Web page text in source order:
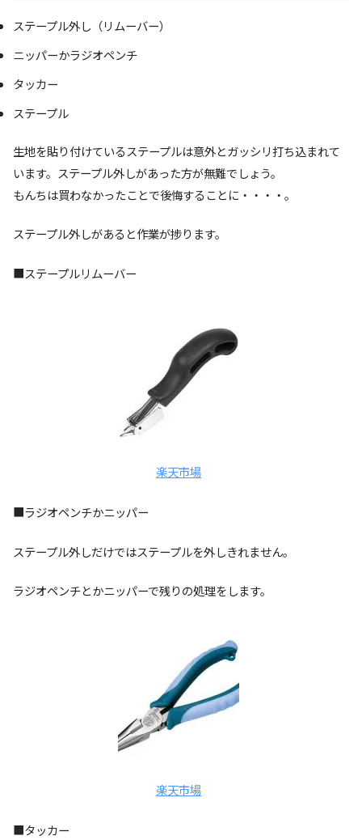
ステープル外し（リムーバー）
ニッパーかラジオペンチ
タッカー
ステープル
生地を貼り付けているステープルは意外とガッシリ打ち込まれて
います。ステープル外しがあった方が無難でしょう。
もんちは買わなかったことで後悔することに・・・・。
ステープル外しがあると作業が捗ります。
■ステープルリムーバー
楽天市場
■ラジオペンチかニッパー
ステープル外しだけではステープルを外しきれません。
ラジオペンチとかニッパーで残りの処理をします。
楽天市場
■タッカー